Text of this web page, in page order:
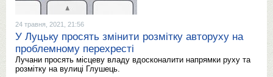
24 травня, 2021, 21:56
У Луцьку просять змінити розмітку авторуху на
проблемному перехресті
Лучани просять місцеву владу вдосконалити напрямки руху та
розмітку на вулиці Глушець.